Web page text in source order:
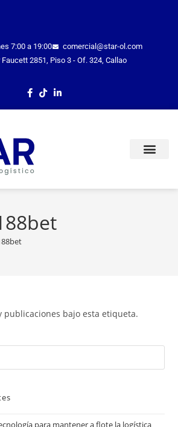
7:00 a 19:00
comercial@star-ol.com
Faucett 2851, Piso 3 - Of. 324, Callao
publicaciones bajo esta etiqueta.
para mantener a flote la logística